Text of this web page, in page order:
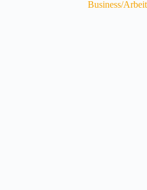
Business/